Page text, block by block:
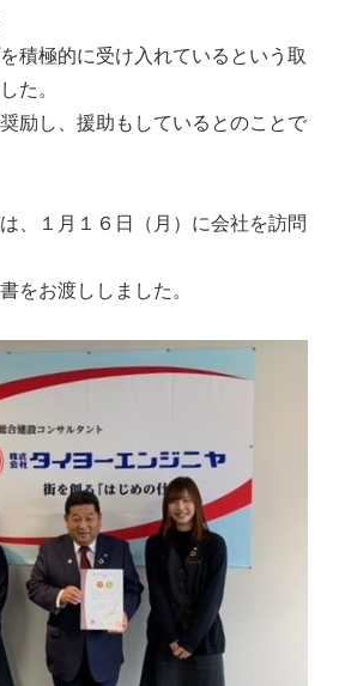
積極的に受け入れているという取
た。
励し、援助もしているとのことで
、１月１６日（月）に会社を訪問
をお渡ししました。